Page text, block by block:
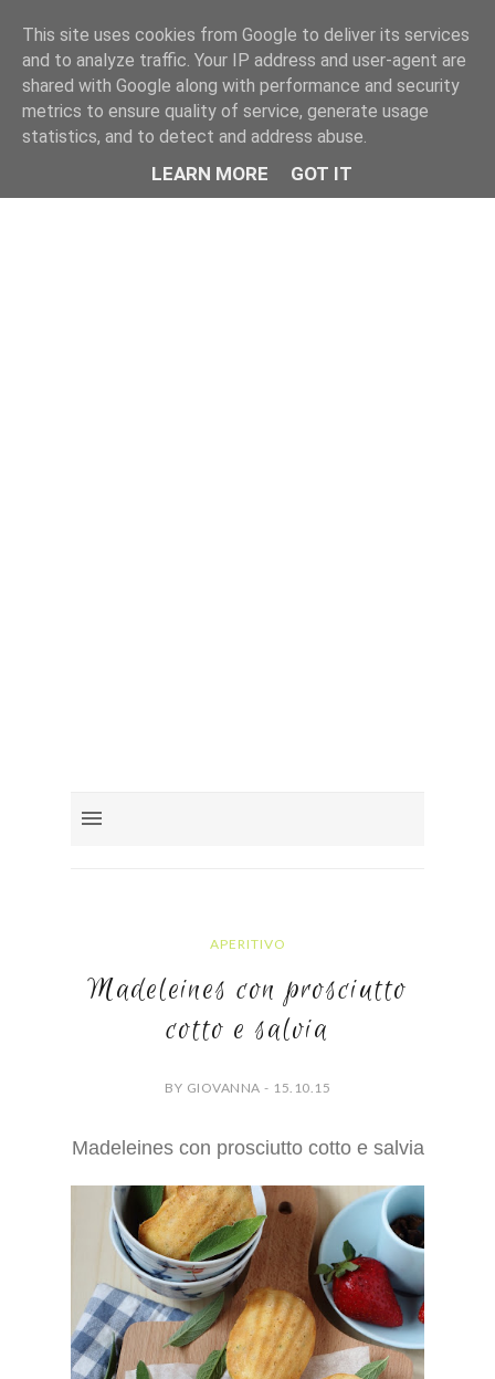
APERITIVO
Madeleines con prosciutto
cotto e salvia
BY GIOVANNA - 15.10.15
Madeleines con prosciutto cotto e salvia
This site uses cookies from Google to deliver its services
and to analyze traffic. Your IP address and user-agent are
shared with Google along with performance and security
metrics to ensure quality of service, generate usage
statistics, and to detect and address abuse.
LEARN MORE GOT IT